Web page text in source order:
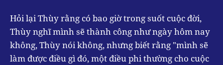
Hỏi lại Thùy rằng có bao giờ trong suốt cuộc đời,
Thùy nghĩ mình sẽ thành công như ngày hôm nay
không, Thùy nói không, nhưng biết rằng "mình sẽ
làm được điều gì đó, một điều phi thường cho cuộc